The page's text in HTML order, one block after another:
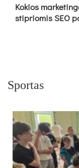
Kokios
stipriomis SEO
Sportas